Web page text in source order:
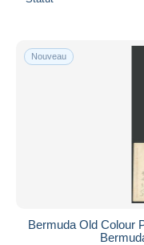
Nouveau
Bermuda Old Colour